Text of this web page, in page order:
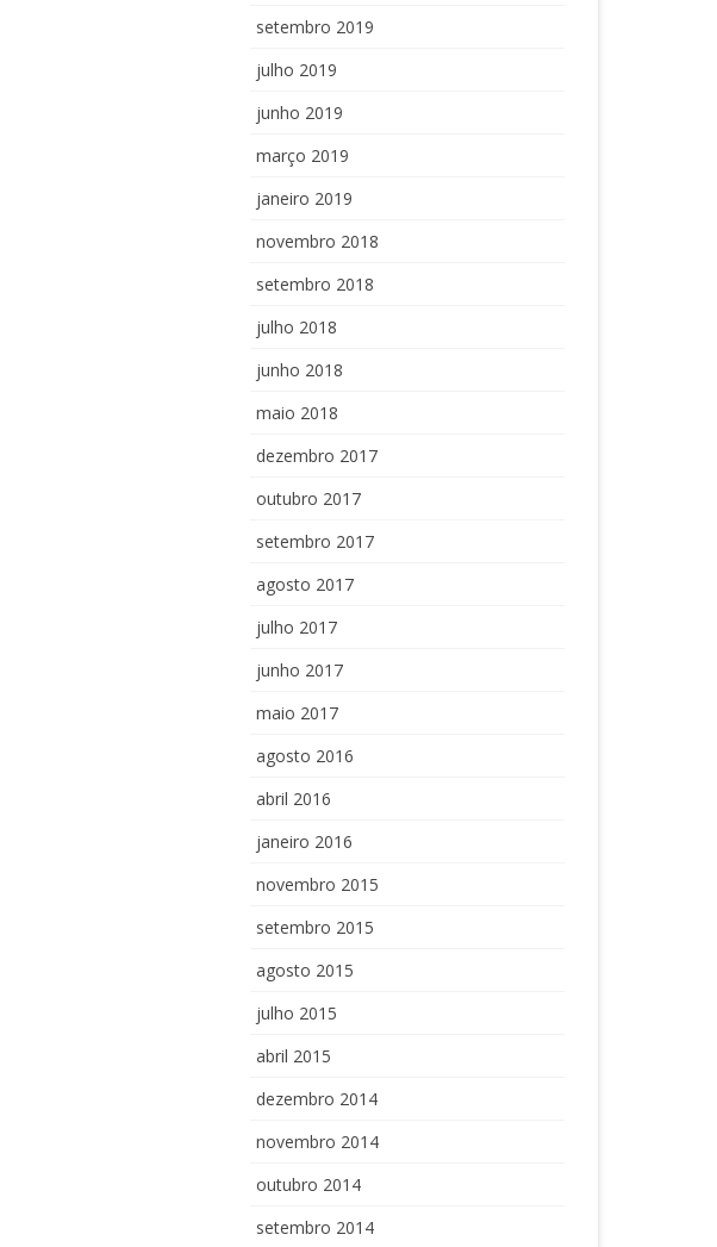
setembro 2019
julho 2019
junho 2019
março 2019
janeiro 2019
novembro 2018
setembro 2018
julho 2018
junho 2018
maio 2018
dezembro 2017
outubro 2017
setembro 2017
agosto 2017
julho 2017
junho 2017
maio 2017
agosto 2016
abril 2016
janeiro 2016
novembro 2015
setembro 2015
agosto 2015
julho 2015
abril 2015
dezembro 2014
novembro 2014
outubro 2014
setembro 2014